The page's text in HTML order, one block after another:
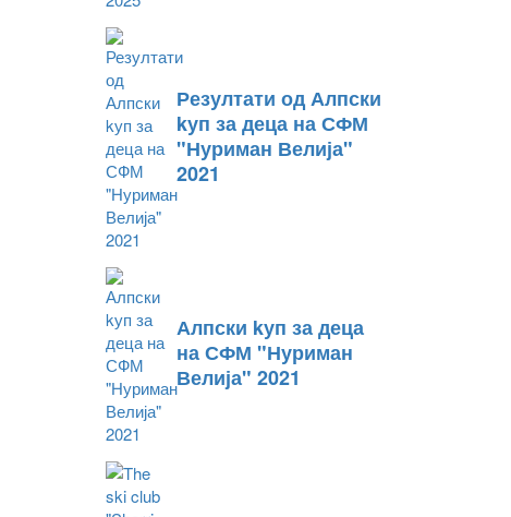
Резултати од Алпски
kуп за деца на СФМ
"Нуриман Велија"
2021
Алпски kуп за деца
на СФМ "Нуриман
Велија" 2021